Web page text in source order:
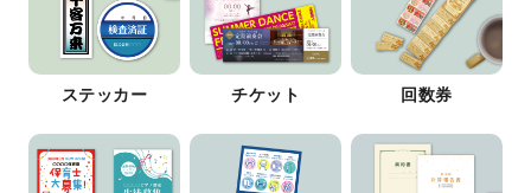
ステッカー チケット 回数券